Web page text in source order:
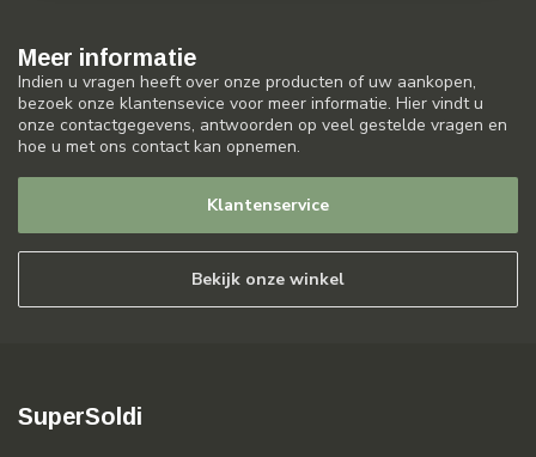
Meer informatie
Indien u vragen heeft over onze producten of uw aankopen,
bezoek onze klantensevice voor meer informatie. Hier vindt u
onze contactgegevens, antwoorden op veel gestelde vragen en
hoe u met ons contact kan opnemen.
Klantenservice
Bekijk onze winkel
SuperSoldi